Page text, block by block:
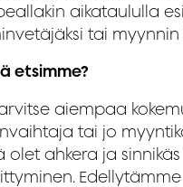
aikataululla
tai myynnin
etsimme?
aiempaa
tai jo
olet ahkera ja